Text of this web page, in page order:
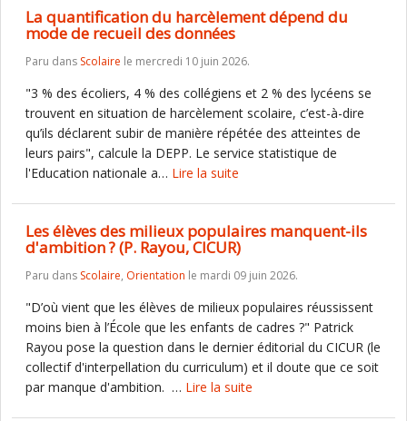
La quantification du harcèlement dépend du
mode de recueil des données
Paru dans Scolaire le mercredi 10 juin 2026.
"3 % des écoliers, 4 % des collégiens et 2 % des lycéens se
trouvent en situation de harcèlement scolaire, c’est-à-dire
qu’ils déclarent subir de manière répétée des atteintes de
leurs pairs", calcule la DEPP. Le service statistique de
l'Education nationale a… Lire la suite
Les élèves des milieux populaires manquent-ils
d'ambition ? (P. Rayou, CICUR)
Paru dans Scolaire, Orientation le mardi 09 juin 2026.
"D’où vient que les élèves de milieux populaires réussissent
moins bien à l’École que les enfants de cadres ?" Patrick
Rayou pose la question dans le dernier éditorial du CICUR (le
collectif d'interpellation du curriculum) et il doute que ce soit
par manque d'ambition. … Lire la suite